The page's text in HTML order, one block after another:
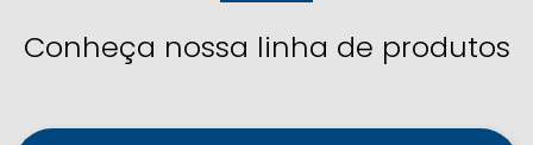
Conheça nossa linha de produtos